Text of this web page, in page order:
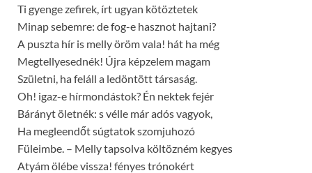
Ti gyenge zefirek, írt ugyan kötöztetek
Minap sebemre: de fog-e hasznot hajtani?
A puszta hír is melly öröm vala! hát ha még
Megtellyesednék! Újra képzelem magam
Születni, ha feláll a ledöntött társaság.
Oh! igaz-e hírmondástok? Én nektek fejér
Bárányt öletnék: s vélle már adós vagyok,
Ha megleendőt súgtatok szomjuhozó
Füleimbe. – Melly tapsolva költözném kegyes
Atyám ölébe vissza! fényes trónokért